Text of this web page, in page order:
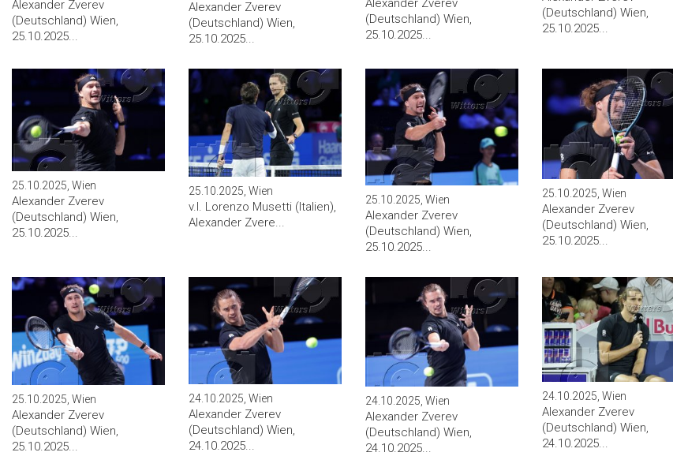
Alexander Zverev
(Deutschland) Wien,
25.10.2025...
Alexander Zverev
(Deutschland) Wien,
25.10.2025...
Alexander Zverev
(Deutschland) Wien,
25.10.2025...
(Deutschland) Wien,
25.10.2025...
25.10.2025, Wien
Alexander Zverev
(Deutschland) Wien,
25.10.2025...
25.10.2025, Wien
v.l. Lorenzo Musetti (Italien),
Alexander Zvere...
25.10.2025, Wien
Alexander Zverev
(Deutschland) Wien,
25.10.2025...
25.10.2025, Wien
Alexander Zverev
(Deutschland) Wien,
25.10.2025...
25.10.2025, Wien
Alexander Zverev
(Deutschland) Wien,
25.10.2025...
24.10.2025, Wien
Alexander Zverev
(Deutschland) Wien,
24.10.2025...
24.10.2025, Wien
Alexander Zverev
(Deutschland) Wien,
24.10.2025...
24.10.2025, Wien
Alexander Zverev
(Deutschland) Wien,
24.10.2025...